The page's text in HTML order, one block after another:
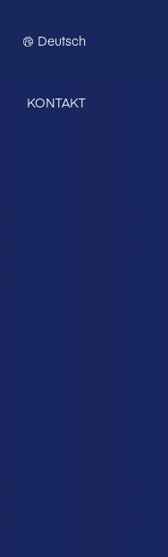
Deutsch
KONTAKT